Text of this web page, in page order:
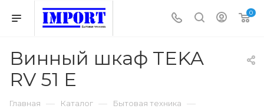
0
Винный шкаф TEKA
RV 51 E
Главная — Каталог — Бытовая техника —